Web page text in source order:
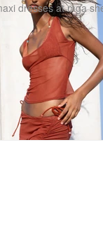
dresses at mga